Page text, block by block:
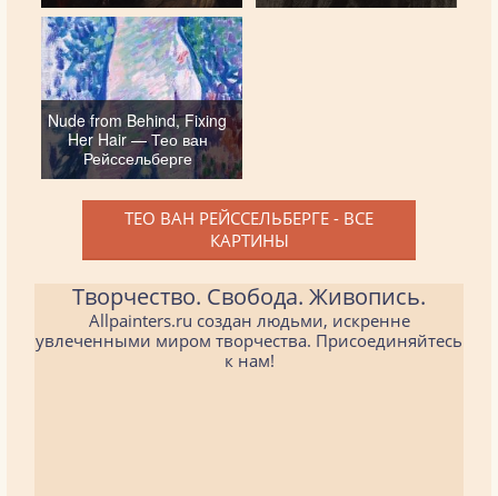
Nude from Behind, Fixing
Her Hair — Тео ван
Рейссельберге
ТЕО ВАН РЕЙССЕЛЬБЕРГЕ - ВСЕ
КАРТИНЫ
Творчество. Свобода. Живопись.
Allpainters.ru создан людьми, искренне
увлеченными миром творчества. Присоединяйтесь
к нам!